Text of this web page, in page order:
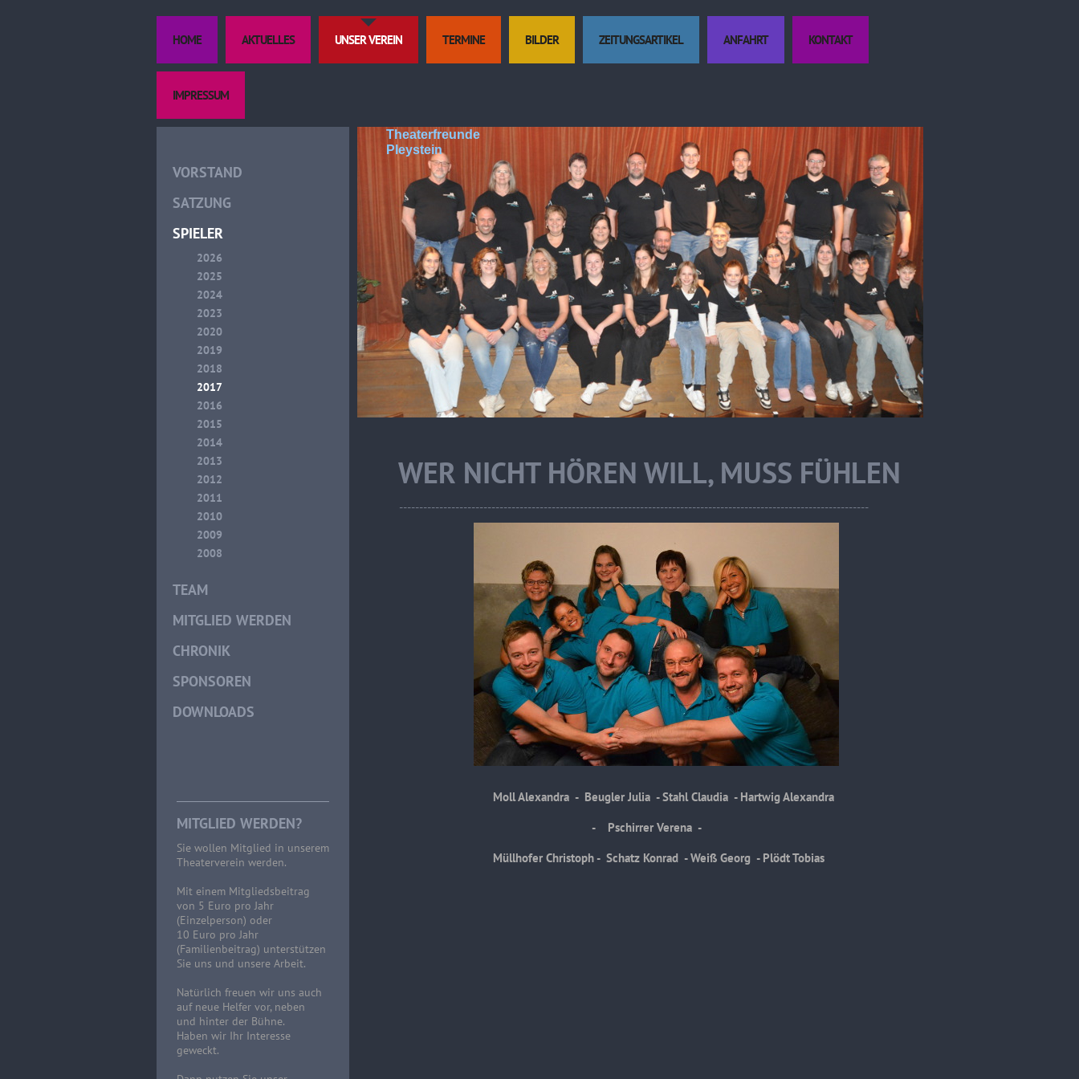
HOME AKTUELLES UNSER VEREIN TERMINE BILDER ZEITUNGSARTIKEL ANFAHRT KONTAKT
IMPRESSUM
VORSTAND
SATZUNG
SPIELER
2026
2025
2024
2023
2020
2019
2018
2017
2016
2015
2014
2013
2012
2011
2010
2009
2008
TEAM
MITGLIED WERDEN
CHRONIK
SPONSOREN
DOWNLOADS
MITGLIED WERDEN?
Sie wollen Mitglied in unserem
Theaterverein werden.
Mit einem Mitgliedsbeitrag
von 5 Euro pro Jahr
(Einzelperson) oder
10 Euro pro Jahr
(Familienbeitrag) unterstützen
Sie uns und unsere Arbeit.
Natürlich freuen wir uns auch
auf neue Helfer vor, neben
und hinter der Bühne.
Haben wir Ihr Interesse
geweckt.
Theaterfreunde
Pleystein
WER NICHT HÖREN WILL, MUSS FÜHLEN
---------------------------------------------------------------------------------------------------------------------
Moll Alexandra - Beugler Julia - Stahl Claudia - Hartwig Alexandra
- Pschirrer Verena -
Müllhofer Christoph - Schatz Konrad - Weiß Georg - Plödt Tobias